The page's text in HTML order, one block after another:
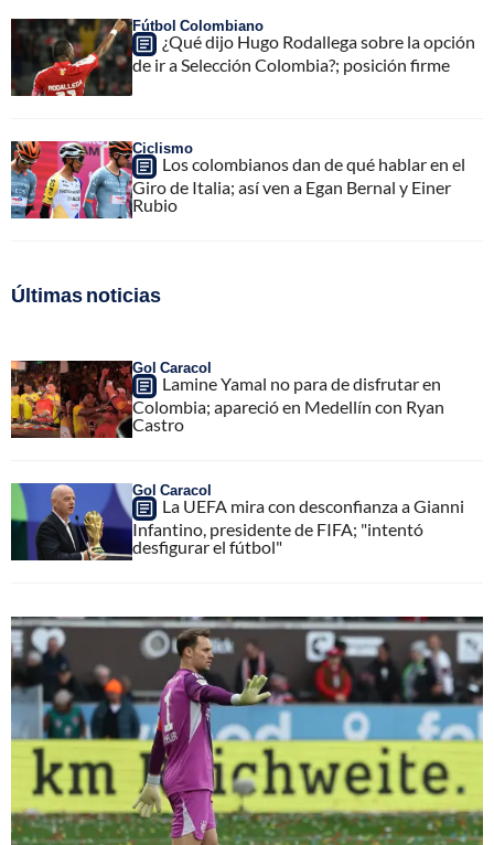
Fútbol Colombiano
¿Qué dijo Hugo Rodallega sobre la opción
de ir a Selección Colombia?; posición firme
Ciclismo
Los colombianos dan de qué hablar en el
Giro de Italia; así ven a Egan Bernal y Einer
Rubio
Últimas noticias
Gol Caracol
Lamine Yamal no para de disfrutar en
Colombia; apareció en Medellín con Ryan
Castro
Gol Caracol
La UEFA mira con desconfianza a Gianni
Infantino, presidente de FIFA; "intentó
desfigurar el fútbol"